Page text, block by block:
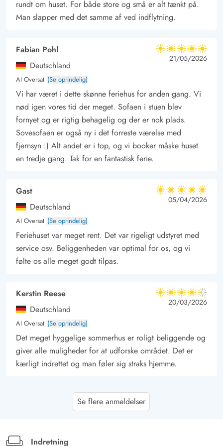
hunden. Hvis du kan lide vandsport, er interesseret i kultur eller
vil nyde frisk fisk, kan du besøge den nærliggende havneby,
restauranter. Nyd en softice, imens du betragter sælerne i
havnebassinet.
rundt om huset. For både store og små er alt tænkt på.
Man slapper med det samme af ved indflytning.
Fabian Pohl
Deutschland
AI Oversat (Se oprindelig)
5 ud af 5
5 ud af 5
5 out of 5
21/05/2026
Vi har været i dette skønne feriehus for anden gang. Vi
nød igen vores tid der meget. Sofaen i stuen blev
fornyet og er rigtig behagelig og der er nok plads.
Sovesofaen er også ny i det forreste værelse med
fjernsyn :) Alt andet er i top, og vi booker måske huset
en tredje gang. Tak for en fantastisk ferie.
Gast
Deutschland
AI Oversat (Se oprindelig)
5 ud af 5
5 ud af 5
5 out of 5
05/04/2026
Feriehuset var meget rent. Det var rigeligt udstyret med
service osv. Beliggenheden var optimal for os, og vi
følte os alle meget godt tilpas.
Kerstin Reese
Deutschland
AI Oversat (Se oprindelig)
4.5 ud af 5
4.5 ud af 5
4.5 out of 5
20/03/2026
Det meget hyggelige sommerhus er roligt beliggende og
giver alle muligheder for at udforske området. Det er
kærligt indrettet og man føler sig straks hjemme.
Jana Witte-Märtig
Feriehuset var perfekt til vores 5-personers familie! Der
Se flere anmeldelser
Indretning